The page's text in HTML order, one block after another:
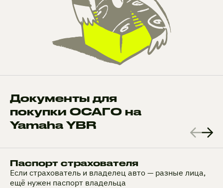
Документы для
покупки ОСАГО на
Yamaha YBR
Паспорт страхователя
Если страхователь и владелец авто — разные лица,
ещё нужен паспорт владельца